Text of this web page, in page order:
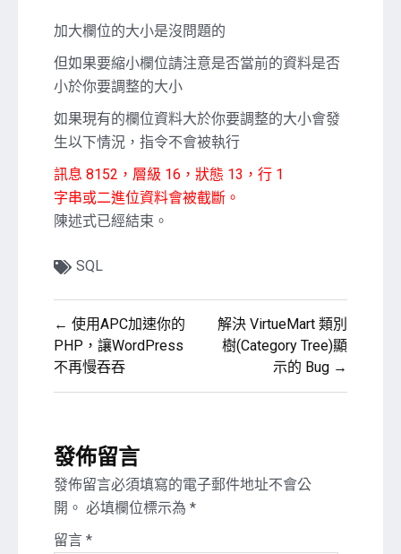
加大欄位的大小是沒問題的
但如果要縮小欄位請注意是否當前的資料是否
小於你要調整的大小
如果現有的欄位資料大於你要調整的大小會發
生以下情況，指令不會被執行
訊息 8152，層級 16，狀態 13，行 1
字串或二進位資料會被截斷。
陳述式已經結束。
SQL
文
章
導
← 使用APC加速你的
PHP，讓WordPress
不再慢吞吞
解決 VirtueMart 類別
樹(Category Tree)顯
示的 Bug →
發佈留言
發佈留言必須填寫的電子郵件地址不會公
開。 必填欄位標示為 *
留言 *